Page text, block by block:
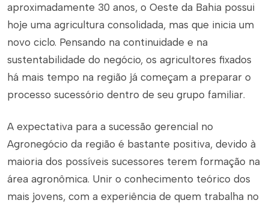
aproximadamente 30 anos, o Oeste da Bahia possui
hoje uma agricultura consolidada, mas que inicia um
novo ciclo. Pensando na continuidade e na
sustentabilidade do negócio, os agricultores fixados
há mais tempo na região já começam a preparar o
processo sucessório dentro de seu grupo familiar.
A expectativa para a sucessão gerencial no
Agronegócio da região é bastante positiva, devido à
maioria dos possíveis sucessores terem formação na
área agronômica. Unir o conhecimento teórico dos
mais jovens, com a experiência de quem trabalha no